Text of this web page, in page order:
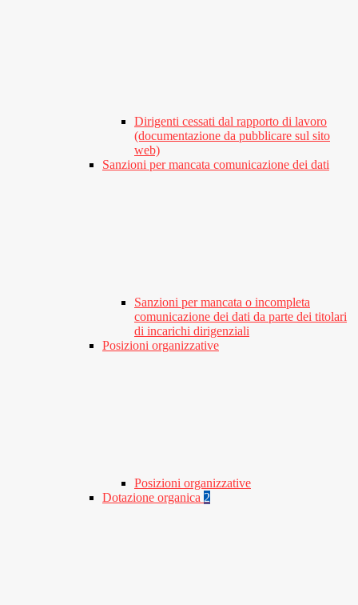
Dirigenti cessati dal rapporto di lavoro
(documentazione da pubblicare sul sito
web)
Sanzioni per mancata comunicazione dei dati
Sanzioni per mancata o incompleta
comunicazione dei dati da parte dei titolari
di incarichi dirigenziali
Posizioni organizzative
Posizioni organizzative
Dotazione organica 2